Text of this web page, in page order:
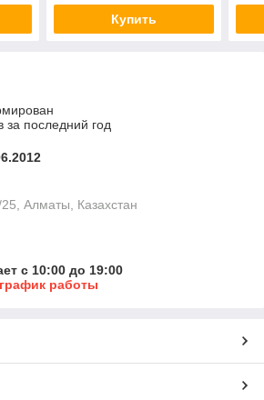
Купить
за последний год
Алматы, Казахстан
с 10:00 до 19:00
работы